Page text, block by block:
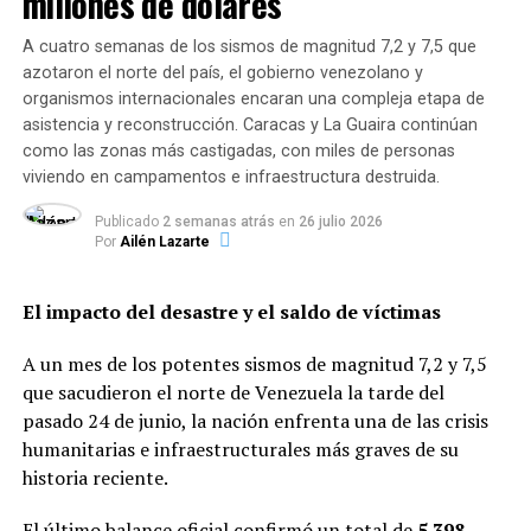
personas en la playa (Reuters)
al feriado del lunes por la Independencia de Brasil.
Atracciones como el Cristo Redentor también fueron
escenario de aglomeraciones este domingo, según
imágenes del canal Globo.
A cuatro semanas de los sismos de magnitud 7,2 y 7,5 que
azotaron el norte del país, el gobierno venezolano y
organismos internacionales encaran una compleja etapa de
asistencia y reconstrucción. Caracas y La Guaira continúan
como las zonas más castigadas, con miles de personas
viviendo en campamentos e infraestructura destruida.
Publicado 2 semanas atrás en 26 julio 2026
Por Ailén Lazarte
El impacto del desastre y el saldo de víctimas
A un mes de los potentes sismos de magnitud 7,2 y 7,5
que sacudieron el norte de Venezuela la tarde del
pasado 24 de junio, la nación enfrenta una de las crisis
humanitarias e infraestructurales más graves de su
historia reciente.